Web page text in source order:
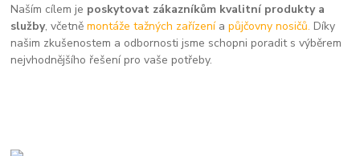
Naším cílem je poskytovat zákazníkům kvalitní produkty a
služby, včetněmontáže tažných zařízení apůjčovny nosičů. Díky
našim zkušenostem a odbornosti jsme schopni poradit s výběrem
nejvhodnějšího řešení pro vaše potřeby.